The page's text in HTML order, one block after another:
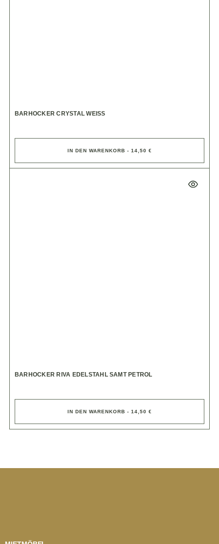
BARHOCKER CRYSTAL WEISS
IN DEN WARENKORB - 14,50 €
BARHOCKER RIVA EDELSTAHL SAMT PETROL
IN DEN WARENKORB - 14,50 €